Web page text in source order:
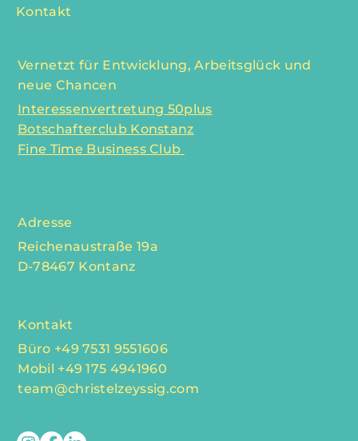
Kontakt
Vernetzt für Entwicklung, Arbeitsglück und
neue Chancen
Interessenvertretung 50plus
Botschafterclub Konstanz
Fine Time Business Club
Adresse
Reichenaustraße 19a
D-78467 Kontanz
Kontakt
Büro +49 7531 9551606
Mobil +49 175 4941960
team@christelzeyssig.com